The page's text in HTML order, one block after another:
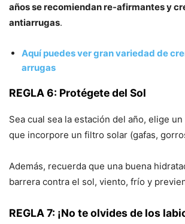
años se recomiendan re-afirmantes y
antiarrugas.
Aquí puedes ver gran variedad de
arrugas
REGLA 6: Protégete del Sol
Sea cual sea la estación del año, elige
que incorpore un filtro solar (gafas,
Además, recuerda que una buena
barrera contra el sol, viento, frí­o y
REGLA 7: ¡No te olvides de los